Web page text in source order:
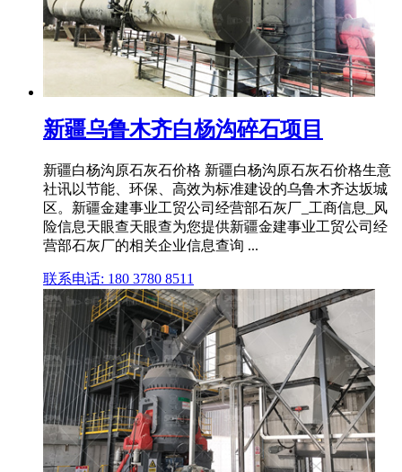
新疆乌鲁木齐白杨沟碎石项目
新疆白杨沟原石灰石价格 新疆白杨沟原石灰石价格生意
社讯以节能、环保、高效为标准建设的乌鲁木齐达坂城
区。新疆金建事业工贸公司经营部石灰厂_工商信息_风
险信息天眼查天眼查为您提供新疆金建事业工贸公司经
营部石灰厂的相关企业信息查询 ...
联系电话: 180 3780 8511